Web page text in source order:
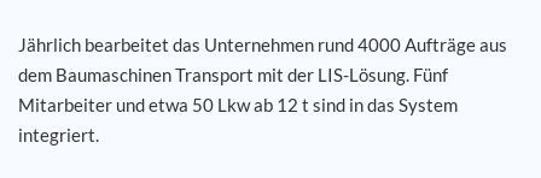
Jährlich bearbeitet das Unternehmen rund 4000 Aufträge aus
dem Baumaschinen Transport mit der LIS-Lösung. Fünf
Mitarbeiter und etwa 50 Lkw ab 12 t sind in das System
integriert.